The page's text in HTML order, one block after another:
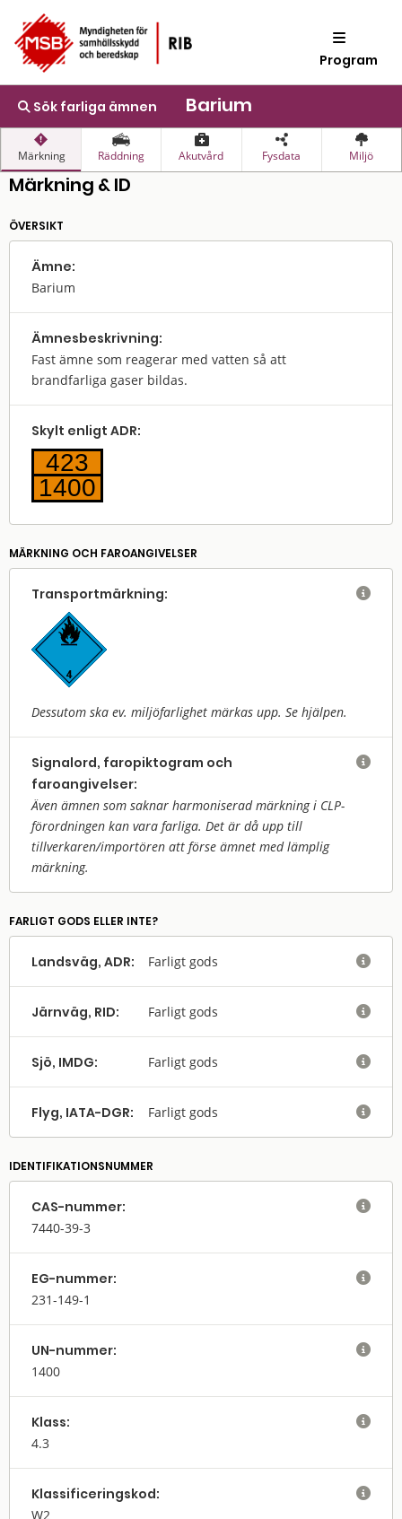
Program
Sök farliga ämnen Barium
Märkning Räddning Akutvård Fysdata Miljö
Märkning & ID
ÖVERSIKT
Ämne:
Barium
Ämnes­beskrivning:
Fast ämne som reagerar med vatten så att
brandfarliga gaser bildas.
Skylt enligt ADR:
423
1400
MÄRKNING OCH FAROANGIVELSER
Transport­märkning:
Dessutom ska ev. miljöfarlighet märkas upp. Se hjälpen.

Signalord, faropiktogram och
faroangivelser:
Även ämnen som saknar harmoniserad märkning i CLP-
förordningen kan vara farliga. Det är då upp till
tillverkaren/importören att förse ämnet med lämplig
märkning.

FARLIGT GODS ELLER INTE?
Landsväg, ADR: Farligt gods 
Järnväg, RID: Farligt gods 
Sjö, IMDG: Farligt gods 
Flyg, IATA-DGR: Farligt gods 
IDENTIFIKATIONSNUMMER
CAS-nummer:
7440-39-3

EG-nummer:
231-149-1

UN-nummer:
1400

Klass:
4.3

Klassifi­cerings­kod:
W2
